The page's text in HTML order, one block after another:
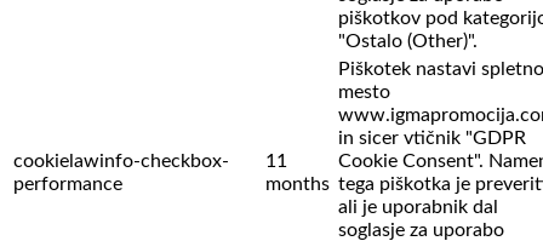
piškotkov pod
"Ostalo (Other)".
cookielawinfo-checkbox-
performance
11
months
Piškotek nastavi spletno
mesto
in sicer vtičnik "GDPR
Cookie Consent".
tega piškotka je
ali je uporabnik dal
soglasje za uporabo